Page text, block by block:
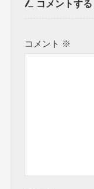
コメントする
コメント ※